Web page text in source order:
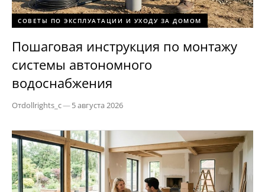
СОВЕТЫ ПО ЭКСПЛУАТАЦИИ И УХОДУ ЗА ДОМОМ
Пошаговая инструкция по монтажу
системы автономного
водоснабжения
Отdollrights_c—5 августа 2026